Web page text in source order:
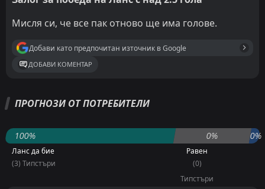
Мисля си, че все пак отново ще има голове.
Добави като предпочитан източник в Google
ДОБАВИ КОМЕНТАР
ПРОГНОЗИ ОТ ПОТРЕБИТЕЛИ
100% 0% 0%
Ланс да бие
(3) Типстъри
Равен
(0)
Типстъри